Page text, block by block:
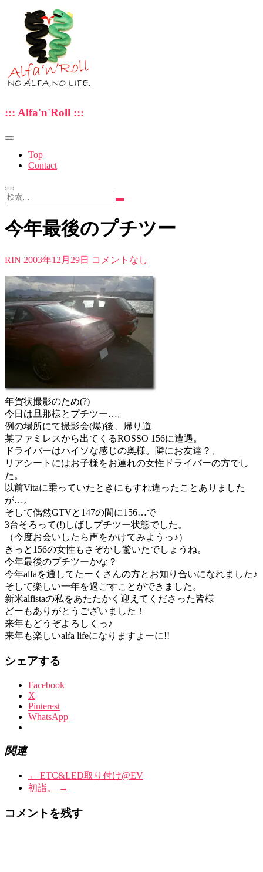
content
::: Alfa'n'Roll :::
::: Alfa'n'Roll :::
Top
Contact
検
今年最後のプチツー
RIN 2003年12月29日 コメントなし
年賀状撮影のため(?)
今日は旦那様とプチツー…。
例の場所にて撮影会(爆)後、帰り道
某ファミレスから出てくるROSSO 156に遭遇。
ドライバーはハイソな感じの奥様。隣にお友達？、
リアシートにはお子様をお連れの女性ドライバーの方でし
た。
以前Vitaに乗っていたときにもすれ違ったことありました
が…。
そして偶然GTVと147の間に156…で
3台そろって(!)しばしプチツー状態でした。
（今度お会いしたら声をかけてみようっ♪）
きっと156の女性もさぞかし驚いたでしょうね。
今年最後のプチツーかな？
今年alfaを通してたーくさんの方とお知り合いになれました♪
そして楽しい一年を過ごすことができました。
新米alfistaの私をあたたかく迎えてくださった皆様
どーもありがとうございました！
来年もどうぞよろしくっ♪
来年も楽しいalfa lifeになりますよーに!!
シェアする
Facebook
X
Pinterest
WhatsApp
関連
← ETC&LED取り付け@EV
初詣。
→
コメントを残す